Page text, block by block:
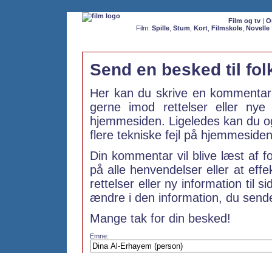
Film og tv|
Film: Spille, Stum Kort, Filmskole, Novelle
Send en besked til
Her kan du skrive en
gerne imod rettelser eller
hjemmesiden. Ligeledes kan du
flere tekniske fejl på
Din kommentar vil blive læst af
på alle henvendelser eller at
rettelser eller ny information til
ændre i den information, du
Mange tak for din besked!
Emne: